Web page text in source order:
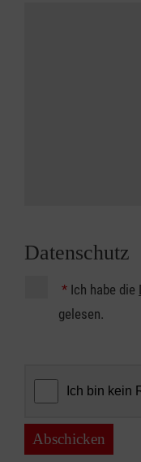
Datenschutz
* Ich habe die
gelesen.
Abschicken